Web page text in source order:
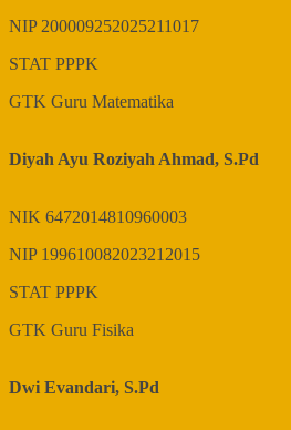
NIP200009252025211017
STAT PPPK
GTK Guru Matematika
Diyah Ayu Roziyah Ahmad, S.Pd
NIK 6472014810960003
NIP 199610082023212015
STAT PPPK
GTK Guru Fisika
Dwi Evandari, S.Pd